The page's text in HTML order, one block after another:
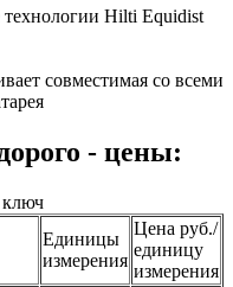
технологии Hilti Equidist
совместимая со всеми
- цены:
ключ
Единицы
измерения
Цена руб./
единицу
измерения